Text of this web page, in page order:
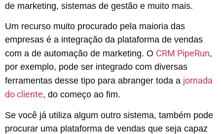
de marketing, sistemas de gestão e muito mais.
Um recurso muito procurado pela maioria das
empresas é a integração da plataforma de vendas
com a de automação de marketing. O CRM PipeRun,
por exemplo, pode ser integrado com diversas
ferramentas desse tipo para abranger toda a jornada
do cliente, do começo ao fim.
Se você já utiliza algum outro sistema, também pode
procurar uma plataforma de vendas que seja capaz